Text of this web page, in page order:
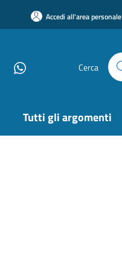
Accedi all'area personale
Cerca
Tutti gli argomenti